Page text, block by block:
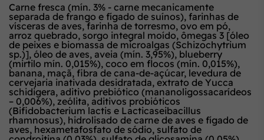
Carne fresca (mín. 3% - carne mecanicamente
separada de frango e fígado de suínos), farinhas de
vísceras de aves, farinha de torresmo, ovo em pó,
arroz quebrado, sorgo integral moído, ômegas 3 [óleo
de peixes e biomassa de microalgas (Schizochytrium
sp.)], óleo de aves, aveia (mín. 3,95%), blueberry
(mirtilo mín. 0,015%), coco em flocos (mín. 0,015%),
banana, maçã, fibra de cana-de-açúcar, levedura de
cervejaria inativada desidratada, extrato de Yucca
schidigera, aditivo prebiótico (mananoligossacarídeos
– 0,006%), zeólita, aditivos probióticos
(Bifidobacterium lactis e Lacticaseibacillus
rhamnosus), hidrolisado de carne de aves e fígado de
aves, hexametafosfato de sódio, sulfato de